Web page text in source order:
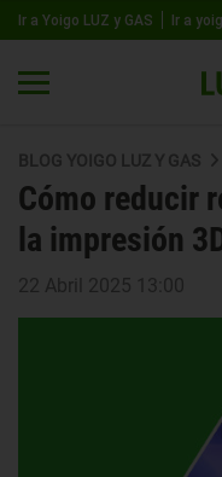
Ir a Yoigo LUZ y GAS Ir a
BLOG YOIGO LUZ Y GAS
Cómo reducir
la impresión
22 Abril 2025 13:00